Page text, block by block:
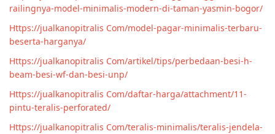
railingnya-model-minimalis-modern-di-taman-yasmin-bogor/
Https://jualkanopitralis Com/model-pagar-minimalis-terbaru-
beserta-harganya/
Https://jualkanopitralis Com/artikel/tips/perbedaan-besi-h-
beam-besi-wf-dan-besi-unp/
Https://jualkanopitralis Com/daftar-harga/attachment/11-
pintu-teralis-perforated/
Https://jualkanopitralis Com/teralis-minimalis/teralis-jendela-